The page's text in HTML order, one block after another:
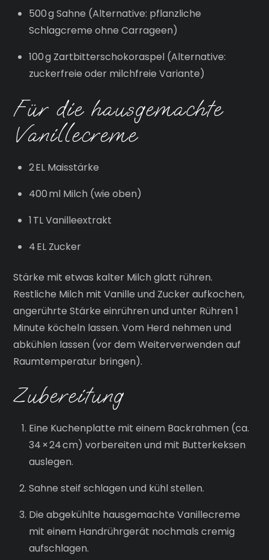
500 g Sahne (Alternative: pflanzliche
Schlagcreme ohne Carrageen)
100 g Zartbitterschokoraspel (Alternative:
zuckerfreie oder milchfreie Variante)
Für die hausgemachte
Vanillecreme
2 EL Maisstärke
400 ml Milch (wie oben)
1 TL Vanilleextrakt
4 EL Zucker
Stärke mit etwas kalter Milch glatt rühren.
Restliche Milch mit Vanille und Zucker aufkochen,
angerührte Stärke einrühren und unter Rühren 1
Minute köcheln lassen. Vom Herd nehmen und
abkühlen lassen (vor dem Weiterverwenden auf
Raumtemperatur bringen).
Zubereitung
Eine Kuchenplatte mit einem Backrahmen (ca.
34 × 24 cm) vorbereiten und mit Butterkeksen
auslegen.
Sahne steif schlagen und kühl stellen.
Die abgekühlte hausgemachte Vanillecreme
mit einem Handrührgerät nochmals cremig
aufschlagen.